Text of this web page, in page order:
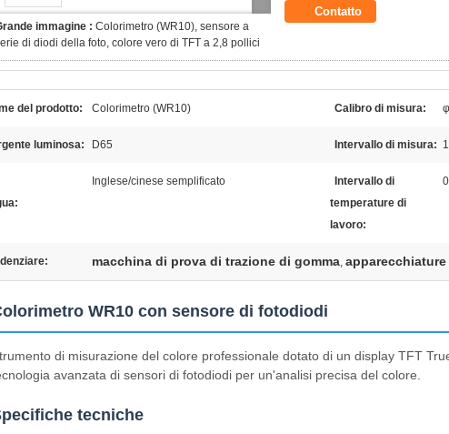
immagine : Colorimetro (WR10), sensore a
di diodi della foto, colore vero di TFT a 2,8 pollici
Contatto
del prodotto: Colorimetro (WR10) Calibro di misura:
luminosa: D65 Intervallo di misura:
Inglese/cinese semplificato
Intervallo di
temperature di
lavoro:
macchina di prova di trazione di gomma,
WR10 con sensore di fotodiodi
di misurazione del colore professionale dotato di un display TFT
avanzata di sensori di fotodiodi per un'analisi precisa del colore.
tecniche